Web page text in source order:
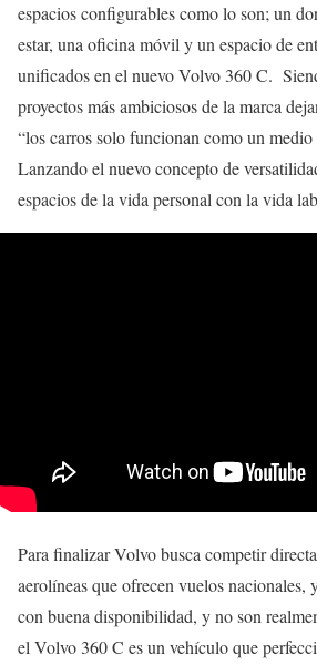
espacios configurables como lo son; un
estar, una oficina móvil y un espacio de
unificados en el nuevo Volvo 360 C.
proyectos más ambiciosos de la marca
“los carros solo funcionan como un medio
Lanzando el nuevo concepto de
espacios de la vida personal con la vida
Para finalizar Volvo busca competir
aerolíneas que ofrecen vuelos nacionales,
con buena disponibilidad, y no son
el Volvo 360 C es un vehículo que